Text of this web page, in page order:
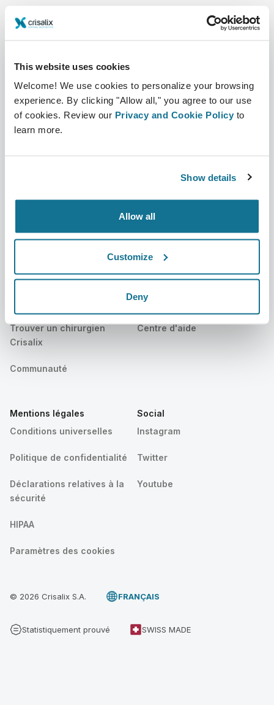
This website uses cookies
Welcome! We use cookies to personalize your browsing
experience. By clicking "Allow all," you agree to our use
of cookies. Review our Privacy and Cookie Policy to
learn more.
Show details
Allow all
Customize
Deny
L’entreprise
Qui sommes-nous ?
Carrières
Resources
Chirurgiens
Accueil des chirurgiens
Customer Stories
Patients
Trouver un chirurgien
Crisalix
Communauté
Assistance
Nous contacter
Centre d'aide
Mentions légales
Conditions universelles
Politique de confidentialité
Déclarations relatives à la
sécurité
HIPAA
Paramètres des cookies
Social
Instagram
Twitter
Youtube
© 2026 Crisalix S.A. FRANÇAIS
Statistiquement prouvé SWISS MADE